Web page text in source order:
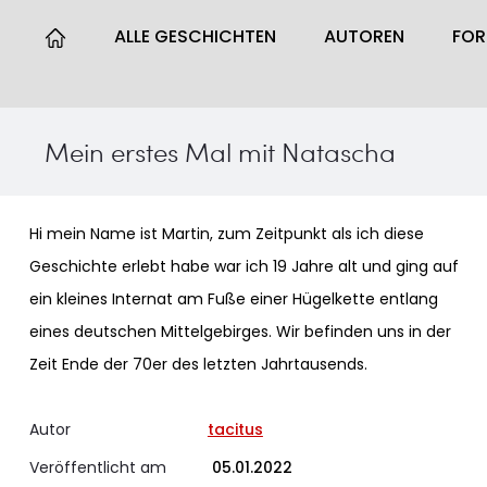
ALLE GESCHICHTEN AUTOREN
Mein erstes Mal mit Natascha
Hi mein Name ist Martin, zum Zeitpunkt als ich diese
Geschichte erlebt habe war ich 19 Jahre alt und ging auf
ein kleines Internat am Fuße einer Hügelkette entlang
eines deutschen Mittelgebirges. Wir befinden uns in der
Zeit Ende der 70er des letzten Jahrtausends.
Autor
tacitus
Veröffentlicht am
05.01.2022